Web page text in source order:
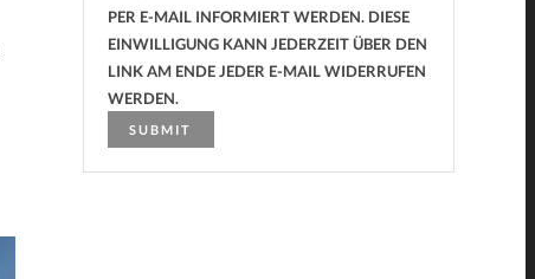
PER E-MAIL INFORMIERT WERDEN. DIESE
EINWILLIGUNG KANN JEDERZEIT ÜBER DEN
LINK AM ENDE JEDER E-MAIL WIDERRUFEN
WERDEN.